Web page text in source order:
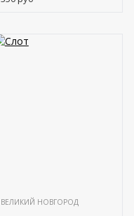
ВЕЛИКИЙ НОВГОРОД